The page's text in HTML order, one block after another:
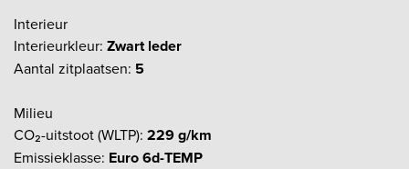
Interieur
Interieurkleur: Zwart leder
Aantal zitplaatsen: 5
Milieu
CO₂-uitstoot (WLTP): 229 g/km
Emissieklasse: Euro 6d-TEMP